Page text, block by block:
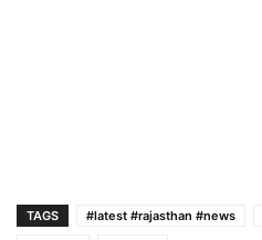
TAGS #latest #rajasthan #news